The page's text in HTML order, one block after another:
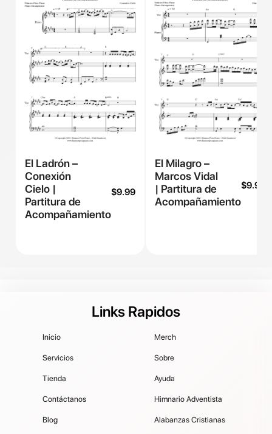
El Ladrón –
Conexión
Cielo |
Partitura de
Acompañamiento
$9.99
El Milagro –
Marcos Vidal
| Partitura de
Acompañamiento
$9.99
Links Rapidos
Inicio
Servicios
Tienda
Contáctanos
Blog
Merch
Sobre
Ayuda
Himnario Adventista
Alabanzas Cristianas